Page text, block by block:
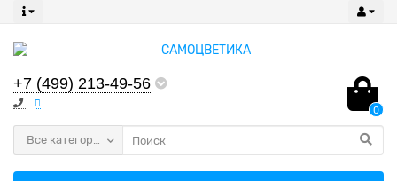
+7 (499) 213-49-56
0
Все категории